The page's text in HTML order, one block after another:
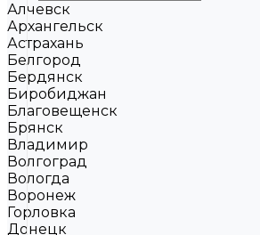
Алчевск
Архангельск
Астрахань
Белгород
Бердянск
Биробиджан
Благовещенск
Брянск
Владимир
Волгоград
Вологда
Воронеж
Горловка
Донецк